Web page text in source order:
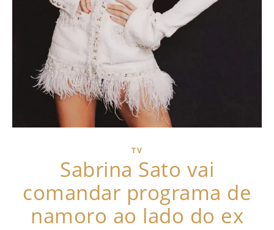
TV
Sabrina Sato vai
comandar programa de
namoro ao lado do ex